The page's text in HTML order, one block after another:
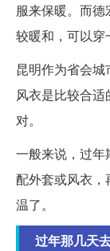
服来保暖。而
较暖和，可以穿
昆明作为省会
风衣是比较合
对。
一般来说，过
配外套或风衣
温了。
过年那几天